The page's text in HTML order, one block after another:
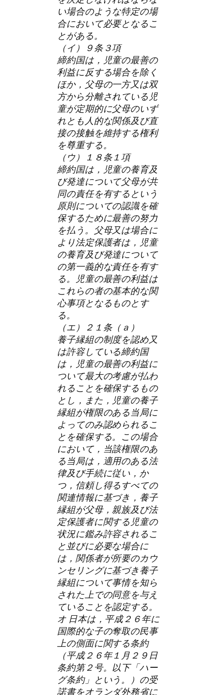
い場合のような特定の場
合において必要となるこ
とがある。
（イ）９条３項
締約国は，児童の最善の
利益に反する場合を除く
ほか，父母の一方又は双
方から分離されている児
童が定期的に父母のいず
れとも人的な関係及び直
接の接触を維持する権利
を尊重する。
（ウ）１８条１項
締約国は，児童の養育及
び発達について父母が共
同の責任を有するという
原則についての認識を確
保するために最善の努力
を払う。父母又は場合に
より法定保護者は，児童
の養育及び発達について
の第一義的な責任を有す
る。児童の最善の利益は
これらの者の基本的な関
心事項となるものとす
る。
（エ）２１条（ａ）
養子縁組の制度を認め又
は許容している締約国
は，児童の最善の利益に
ついて最大の考慮が払わ
れることを確保するもの
とし，また，児童の養子
縁組が権限のある当局に
よってのみ認められるこ
とを確保する。この場合
において，当該権限のあ
る当局は，適用のある法
律及び手続に従い，か
つ，信頼し得るすべての
関連情報に基づき，養子
縁組が父母，親族及び法
定保護者に関する児童の
状況に鑑み許容されるこ
と並びに必要な場合に
は，関係者が所要のカウ
ンセリングに基づき養子
縁組について事情を知ら
された上での同意を与え
ていることを認定する。
オ 日本は，平成２６年に
国際的な子の奪取の民事
上の側面に関する条約
（平成２６年１月２９日
条約第２号。以下「ハー
グ条約」という。）の受
諾書をオランダ外務省に